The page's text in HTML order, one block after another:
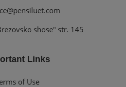
shose" str. 145
Links
of Use